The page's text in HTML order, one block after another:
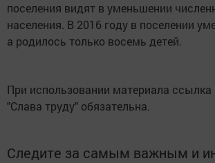
поселения видят в уменьшении
населения. В 2016 году в поселении
а родилось только восемь детей.
При использовании материала ссылка
"Слава труду" обязательна.
Следите за самым важным и